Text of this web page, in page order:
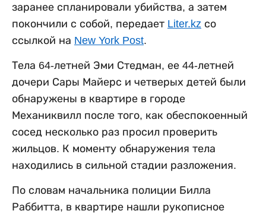
заранее спланировали убийства, а затем
покончили с собой, передает Liter.kz со
ссылкой на New York Post.
Тела 64-летней Эми Стедман, ее 44-летней
дочери Сары Майерс и четверых детей были
обнаружены в квартире в городе
Механиквилл после того, как обеспокоенный
сосед несколько раз просил проверить
жильцов. К моменту обнаружения тела
находились в сильной стадии разложения.
По словам начальника полиции Билла
Раббитта, в квартире нашли рукописное